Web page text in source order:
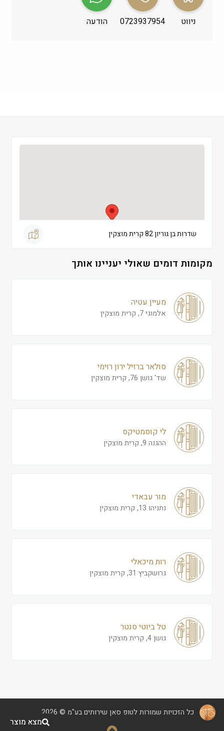
שני
09:00-19:00
שלישי
ניווט 0723937954 הודעה
שדרות בן גוריון 82 קרית מוצקין
מקומות דומים שאולי יעניינו אותך
מעיין עטיה
אלמוגי 7, קרית מוצקין
סולאר ברזיל ירון רוימי
שד' גושן 76, קרית מוצקין
לי קוסמטיקס
ההגנה 9, קרית מוצקין
מור עבאדי
נתניהו 13, קרית מוצקין
רות מיכאלי
גרושקביץ 31, קרית מוצקין
טל ביוטי סנטר
גושן 4, קרית מוצקין
כל הזכויות שמורות לטופ סאן שירותים בע"מ © 2026
מצא מוצר